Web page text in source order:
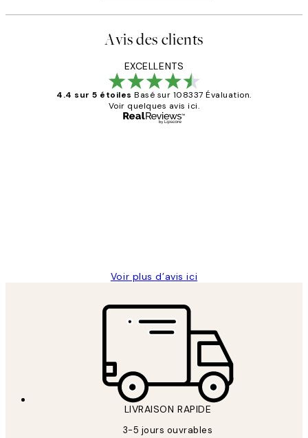
Avis des clients
EXCELLENTS
4.4 sur 5 étoiles Basé sur 108337 Évaluation.
Voir quelques avis ici.
Voir plus d’avis ici
LIVRAISON RAPIDE
3-5 jours ouvrables